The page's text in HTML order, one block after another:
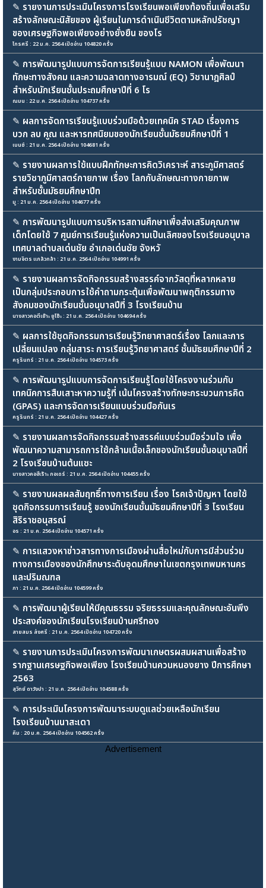
✎ รายงานการประเมินโครงการโรงเรียนพอเพียงท้องถิ่นเพื่อเสริม
สร้างลักษณะนิสัยของ ผู้เรียนในการดำเนินชีวิตตามหลักปรัชญา
ของเศรษฐกิจพอเพียงอย่างยั่งยืน ของโร
ไกรศรี : 22 ม.ค. 2564 เปิดอ่าน 104820 ครั้ง
✎ การพัฒนารูปแบบการจัดการเรียนรู้แบบ NAMON เพื่อพัฒนา
ทักษะทางสังคม และความฉลาดทางอารมณ์ (EQ) วิชานาฎศิลป์
สำหรับนักเรียนชั้นประถมศึกษาปีที่ 6 โร
ณมน : 22 ม.ค. 2564 เปิดอ่าน 104737 ครั้ง
✎ ผลการจัดการเรียนรู้แบบร่วมมือด้วยเทคนิค STAD เรื่องการ
บวก ลบ คูณ และหารทศนิยมของนักเรียนชั้นมัธยมศึกษาปีที่ 1
เบนซ์ : 21 ม.ค. 2564 เปิดอ่าน 104681 ครั้ง
✎ รายงานผลการใช้แบบฝึกทักษะการคิดวิเคราะห์ สาระภูมิศาสตร์
รายวิชาภูมิศาสตร์กายภาพ เรื่อง โลกกับลักษณะทางกายภาพ
สำหรับชั้นมัธยมศึกษาปีท
มู : 21 ม.ค. 2564 เปิดอ่าน 104677 ครั้ง
✎ การพัฒนารูปแบบการบริหารสถานศึกษาเพื่อส่งเสริมคุณภาพ
เด็กโดยใช้ 7 ศูนย์การเรียนรู้แห่งความเป็นเลิศของโรงเรียนอนุบาล
เทศบาลตำบลเด่นชัย อำเภอเด่นชัย จังหวั
งามจิตร แกล้วกล้า : 21 ม.ค. 2564 เปิดอ่าน 104991 ครั้ง
✎ รายงานผลการจัดกิจกรรมสร้างสรรค์จากวัสดุที่หลากหลาย
เป็นกลุ่มประกอบการใช้คำถามกระตุ้นเพื่อพัฒนาพฤติกรรมทาง
สังคมของนักเรียนชั้นอนุบาลปีที่ 3 โรงเรียนบ้าน
นางสาวคอตีเย๊าะ ยูโซ๊ะ : 21 ม.ค. 2564 เปิดอ่าน 104694 ครั้ง
✎ ผลการใช้ชุดกิจกรรมการเรียนรู้วิทยาศาสตร์เรื่อง โลกและการ
เปลี่ยนแปลง กลุ่มสาระ การเรียนรู้วิทยาศาสตร์ ชั้นมัธยมศึกษาปีที่ 2
ครูรินทร์ : 21 ม.ค. 2564 เปิดอ่าน 104573 ครั้ง
✎ การพัฒนารูปแบบการจัดการเรียนรู้โดยใช้โครงงานร่วมกับ
เทคนิคการสืบเสาะหาความรู้ที่ เน้นโครงสร้างทักษะกระบวนการคิด
(GPAS) และการจัดการเรียนแบบร่วมมือกันเร
ครูรินทร์ : 21 ม.ค. 2564 เปิดอ่าน 104427 ครั้ง
✎ รายงานผลการจัดกิจกรรมสร้างสรรค์แบบร่วมมือร่วมใจ เพื่อ
พัฒนาความสามารถการใช้กล้ามเนื้อเล็กของนักเรียนชั้นอนุบาลปีที่
2 โรงเรียนบ้านต้นแซะ
นางสาวคอฮีเร๊าะ กอเดร์ : 21 ม.ค. 2564 เปิดอ่าน 104455 ครั้ง
✎ รายงานผลผลสัมฤทธิ์ทางการเรียน เรื่อง โรคเจ้าปัญหา โดยใช้
ชุดกิจกรรมการเรียนรู้ ของนักเรียนชั้นมัธยมศึกษาปีที่ 3 โรงเรียน
สิริราชอนุสรณ์
อร : 21 ม.ค. 2564 เปิดอ่าน 104571 ครั้ง
✎ การแสวงหาข่าวสารทางการเมืองผ่านสื่อใหม่กับการมีส่วนร่วม
ทางการเมืองของนักศึกษาระดับอุดมศึกษาในเขตกรุงเทพมหานคร
และปริมณฑล
ภา : 21 ม.ค. 2564 เปิดอ่าน 104599 ครั้ง
✎ การพัฒนาผู้เรียนให้มีคุณธรรม จริยธรรมและคุณลักษณะอันพึง
ประสงค์ของนักเรียนโรงเรียนบ้านศรีทอง
สายสมร ส่งศรี : 21 ม.ค. 2564 เปิดอ่าน 104720 ครั้ง
✎ รายงานการประเมินโครงการพัฒนาเกษตรผสมผสานเพื่อสร้าง
รากฐานเศรษฐกิจพอเพียง โรงเรียนบ้านควนหนองยาง ปีการศึกษา
2563
สุวิทย์ ดาวังปา : 21 ม.ค. 2564 เปิดอ่าน 104588 ครั้ง
✎ การประเมินโครงการพัฒนาระบบดูแลช่วยเหลือนักเรียน
โรงเรียนบ้านนาสะเดา
คิม : 20 ม.ค. 2564 เปิดอ่าน 104562 ครั้ง
Advertisement